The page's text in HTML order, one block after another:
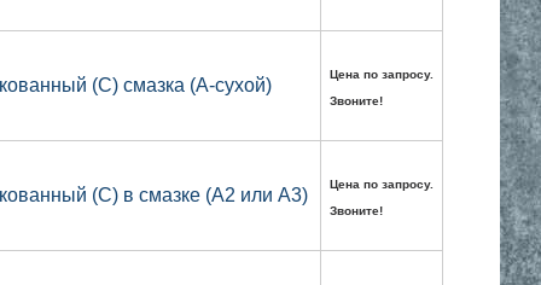
(C) смазка (А-сухой)
Цена по запросу.
Звоните!
(C) в смазке (А2 или А3)
Цена по запросу.
Звоните!